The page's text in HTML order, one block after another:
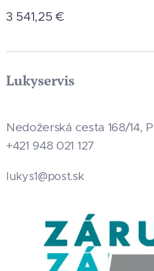
3 541,25 €
Lukyservis
Nedožerská cesta 168/14,
+421 948 021 127
lukys1@post.sk